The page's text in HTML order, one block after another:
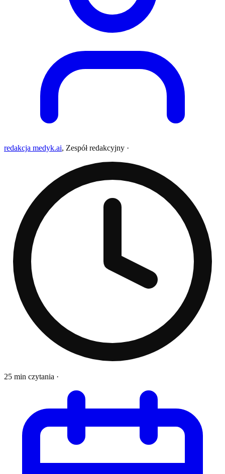
redakcja medyk.ai, Zespół redakcyjny ·
25 min czytania ·